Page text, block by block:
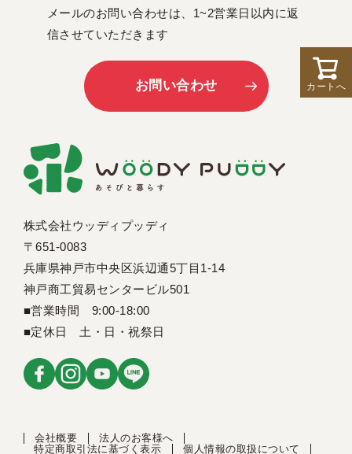
カートへ
株式会社ウッディプッディ
〒651-0083
兵庫県神戸市中央区浜辺通5丁目1-14
神戸商工貿易センタービル501
■営業時間 9:00-18:00
■定休日 土・日・祝祭日
メールのお問い合わせは、1~2営業日以内に返
信させていただきます
お問い合わせ
会社概要
法人のお客様へ
特定商取引法に基づく表示
個人情報の取扱について